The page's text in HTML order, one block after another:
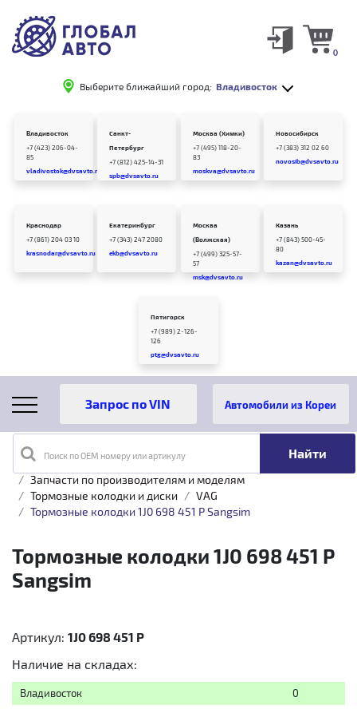
Выберите ближайший город: Владивосток
0
Владивосток
+7 (423) 206-04-
85
vladivostok@dvsavto.ru
Санкт-
Петербург
+7 (812) 425-14-31
spb@dvsavto.ru
Москва (Химки)
+7 (495) 118-20-
83
moskva@dvsavto.ru
Новосибирск
+7 (383) 312 02 60
novosib@dvsavto.ru
Краснодар
+7 (861) 204 03 10
krasnodar@dvsavto.ru
Екатеринбург
+7 (343) 247 2080
ekb@dvsavto.ru
Москва
(Волжская)
+7 (499) 325-57-
57
msk@dvsavto.ru
Казань
+7 (843) 500-45-
80
kazan@dvsavto.ru
Пятигорск
+7 (989) 2-126-
126
ptg@dvsavto.ru
Поиск по OEM номеру или артикулу
Автомобили из Кореи
Главная
Каталог товаров
Запчасти по производителям и моделям
Тормозные колодки и диски
VAG
Тормозные колодки 1J0 698 451 P Sangsim
Тормозные колодки 1J0 698 451 P
Sangsim
Артикул: 1J0 698 451 P
Наличие на складах:
Владивосток
0